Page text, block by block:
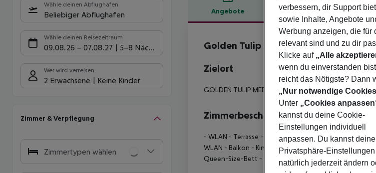
Wähle deinen Abflughafen
Beliebiger Abflughafen
Wähle deinen Reisezeitraum
09.08.26 – 07.08.27 5-8 Nächte
Wer wird verreisen
2 Erwachsene Keine Kinder
Zimmer & Verpflegung
Zimmertypen wählen
Angebote Hotelbeschreibung
Hotelbeschreibung
Golden Tulip Media Hotel
4
Zielort
GOLDEN TULIP MEDIA HOTEL
Zimmerbeschreibung
- WLAN - Terrasse - Kinderbetten (auf Anfrage)-
WLAN - Balkon - King-Size-Bett- Handtuchwechsel-
Queen-Size-Bett - Zimmerservice - Separater Duschstuhl
verbessern, dir Support
sowie Inhalte, Angebote
Werbung anzeigen, die für
relevant sind und zu dir
Klicke auf „Alle
wenn du einverstanden
reicht das Nötigste? Dann
„Nur notwendige
Unter „Cookies
kannst du deine Cookie-
Einstellungen individuell
anpassen. Du kannst deine
Privatsphäre-Einstellungen
natürlich jederzeit ändern